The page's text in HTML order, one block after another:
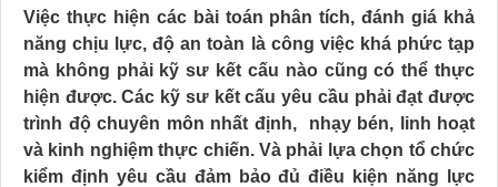
Việc thực hiện các bài toán phân tích, đánh giá khả
năng chịu lực, độ an toàn là công việc khá phức tạp
mà không phải kỹ sư kết cấu nào cũng có thể thực
hiện được. Các kỹ sư kết cấu yêu cầu phải đạt được
trình độ chuyên môn nhất định, nhạy bén, linh hoạt
và kinh nghiệm thực chiến. Và phải lựa chọn tổ chức
kiểm định yêu cầu đảm bảo đủ điều kiện năng lực